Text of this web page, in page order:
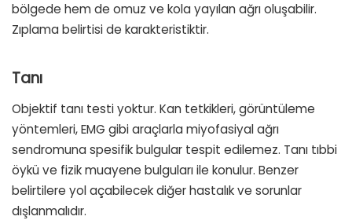
bölgede hem de omuz ve kola yayılan ağrı oluşabilir.
Zıplama belirtisi de karakteristiktir.
Tanı
Objektif tanı testi yoktur. Kan tetkikleri, görüntüleme
yöntemleri, EMG gibi araçlarla miyofasiyal ağrı
sendromuna spesifik bulgular tespit edilemez. Tanı tıbbi
öykü ve fizik muayene bulguları ile konulur. Benzer
belirtilere yol açabilecek diğer hastalık ve sorunlar
dışlanmalıdır.